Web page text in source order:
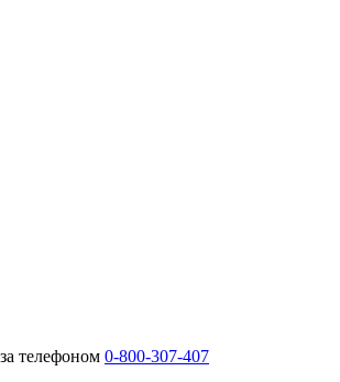
телефоном 0-800-307-407